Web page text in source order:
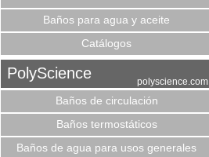
Baños para agua y aceite
Catálogos
PolyScience polyscience.com
Baños de circulación
Baños termostáticos
Baños de agua para usos generales